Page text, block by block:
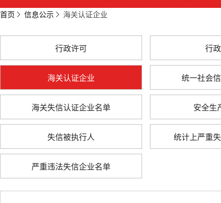
首页 信息公示 海关认证企业
行政许可 行
海关认证企业 统一社会
海关失信认证企业名单 安全生
失信被执行人 统计上严重
严重违法失信企业名单